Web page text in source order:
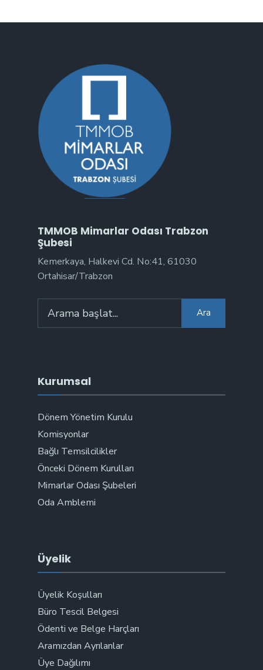
TMMOB Mimarlar Odası Trabzon
Şubesi
Kemerkaya, Halkevi Cd. No:41, 61030
Ortahisar/Trabzon
Ara
Kurumsal
Dönem Yönetim Kurulu
Komisyonlar
Bağlı Temsilcilikler
Önceki Dönem Kurulları
Mimarlar Odası Şubeleri
Oda Amblemi
Üyelik
Üyelik Koşulları
Büro Tescil Belgesi
Ödenti ve Belge Harçları
Aramızdan Ayrılanlar
Üye Dağılımı